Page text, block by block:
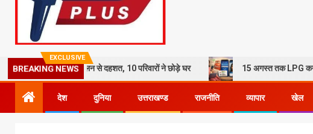
EXCLUSIVE
BREAKING NEWS
कहर: भूस्खलन से दहशत, 10 परिवारों ने छोड़े घर 15 अगस्त तक LPG कनेक्शन की e-
देश दुनिया उत्तराखण्ड राजनीति व्यापार खेल